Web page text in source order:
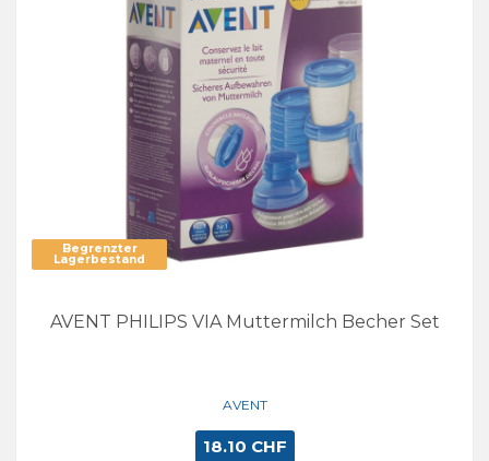
Begrenzter
Lagerbestand
AVENT PHILIPS VIA Muttermilch Becher Set
AVENT
18.10 CHF